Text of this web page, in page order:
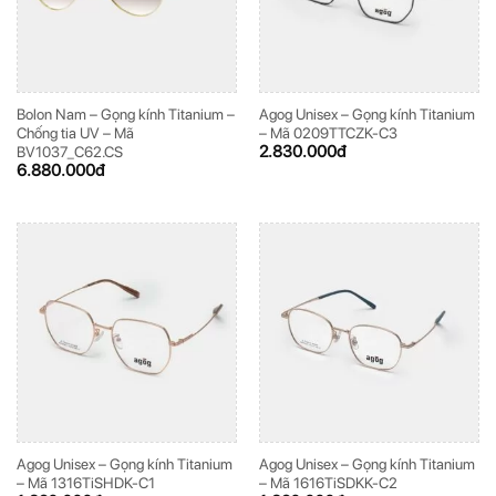
Bolon Nam – Gọng kính Titanium –
Chống tia UV – Mã
BV1037_C62.CS
6.880.000đ
Agog Unisex – Gọng kính Titanium
– Mã 0209TTCZK-C3
2.830.000đ
Agog Unisex – Gọng kính Titanium
– Mã 1316TiSHDK-C1
Agog Unisex – Gọng kính Titanium
– Mã 1616TiSDKK-C2